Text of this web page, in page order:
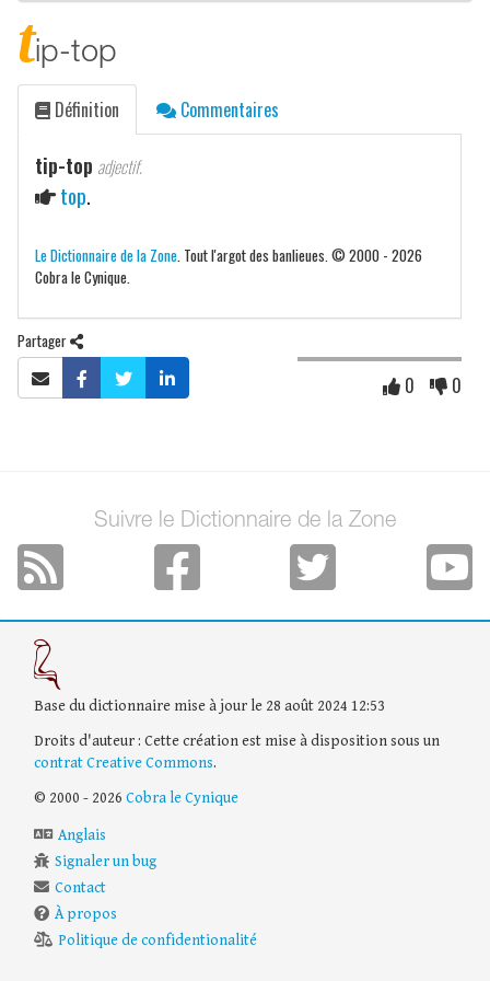
tip-top
Définition Commentaires
tip-top adjectif.
top.
Le Dictionnaire de la Zone . Tout l'argot des banlieues. © 2000 - 2026
Cobra le Cynique.
Partager
0 0
Suivre le Dictionnaire de la Zone
Base du dictionnaire mise à jour le 28 août 2024 12:53
Droits d'auteur : Cette création est mise à disposition sous un
contrat Creative Commons.
© 2000 - 2026 Cobra le Cynique
Anglais
Signaler un bug
Contact
À propos
Politique de confidentionalité